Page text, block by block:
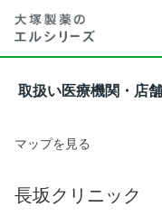
取扱い医療機関・店舗
マップを見る
長坂クリニック